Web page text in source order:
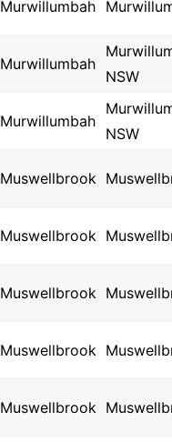
Murwillumbah
Murwillumbah
NSW
Murwillumbah
NSW
Muswellbrook
Muswellbrook
Muswellbrook
Muswellbrook
Muswellbrook